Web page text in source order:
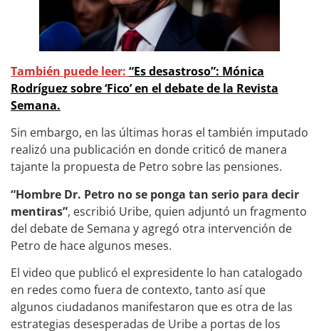
También puede leer: “Es desastroso”: Mónica
Rodríguez sobre ‘Fico’ en el debate de la Revista
Semana.
Sin embargo, en las últimas horas el también imputado
realizó una publicación en donde criticó de manera
tajante la propuesta de Petro sobre las pensiones.
“Hombre Dr. Petro no se ponga tan serio para decir
mentiras”, escribió Uribe, quien adjuntó un fragmento
del debate de Semana y agregó otra intervención de
Petro de hace algunos meses.
El video que publicó el expresidente lo han catalogado
en redes como fuera de contexto, tanto así que
algunos ciudadanos manifestaron que es otra de las
estrategias desesperadas de Uribe a portas de los